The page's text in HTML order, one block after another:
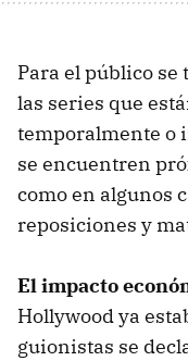
Para el público se
las series que
temporalmente o
se encuentren
como en algunos
reposiciones y
El impacto
Hollywood ya
guionistas se